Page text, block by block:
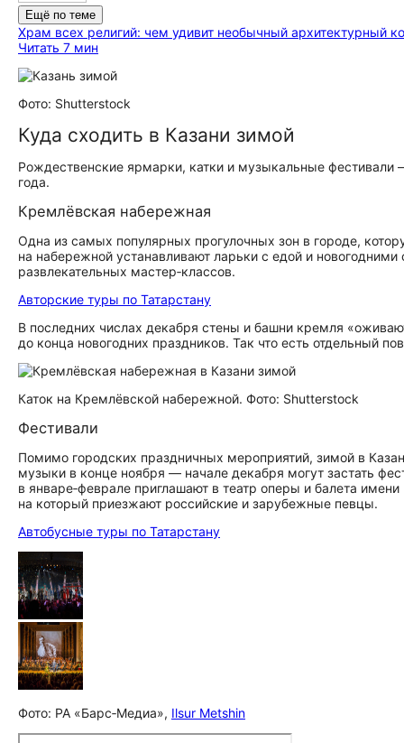
Ещё по теме
Храм всех религий: чем удивит необычный архитектурный
Читать 7 мин
Фото: Shutterstock
Куда сходить в Казани зимой
Рождественские ярмарки, катки и музыкальные фестивали
года.
Кремлёвская набережная
Одна из самых популярных прогулочных зон в городе,
на набережной устанавливают ларьки с едой и
развлекательных мастер‑классов.
Авторские туры по Татарстану
В последних числах декабря стены и башни кремля
до конца новогодних праздников. Так что есть отдельный
Каток на Кремлёвской набережной. Фото: Shutterstock
Фестивали
Помимо городских праздничных мероприятий, зимой в
музыки в конце ноября — начале декабря могут застать
в январе‑феврале приглашают в театр оперы и балета
на который приезжают российские и зарубежные певцы.
Автобусные туры по Татарстану
Фото: РА «Барс‑Медиа», Ilsur Metshin